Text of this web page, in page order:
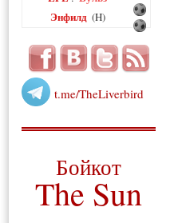
Энфилд (H)
t.me/TheLiverbird
Бойкот
The Sun